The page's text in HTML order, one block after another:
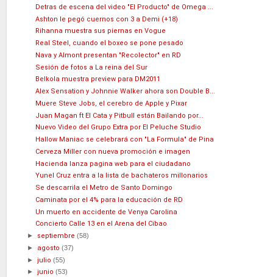
Detras de escena del video "El Producto" de Omega ...
Ashton le pegó cuernos con 3 a Demi (+18)
Rihanna muestra sus piernas en Vogue
Real Steel, cuando el boxeo se pone pesado
Nava y Almont presentan "Recolector" en RD
Sesión de fotos a La reina del Sur
Belkola muestra preview para DM2011
Alex Sensation y Johnnie Walker ahora son Double B...
Muere Steve Jobs, el cerebro de Apple y Pixar
Juan Magan ft El Cata y Pitbull están Bailando por...
Nuevo Video del Grupo Extra por El Peluche Studio
Hallow Maniac se celebrará con "La Formula" de Pina
Cerveza Miller con nueva promoción e imagen
Hacienda lanza pagina web para el ciudadano
Yunel Cruz entra a la lista de bachateros millonarios
Se descarrila el Metro de Santo Domingo
Caminata por el 4% para la educación de RD
Un muerto en accidente de Venya Carolina
Concierto Calle 13 en el Arena del Cibao
► septiembre(58)
► agosto(37)
►julio(55)
►junio(53)